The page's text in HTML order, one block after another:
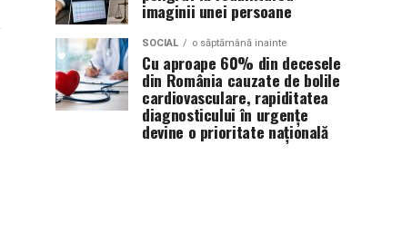
imaginii unei persoane
SOCIAL o săptămână inainte
Cu aproape 60% din decesele
din România cauzate de bolile
cardiovasculare, rapiditatea
diagnosticului în urgențe
devine o prioritate națională